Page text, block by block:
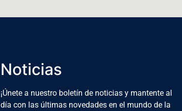
Noticias
¡Únete a nuestro boletín de noticias y mantente al
día con las últimas novedades en el mundo de la